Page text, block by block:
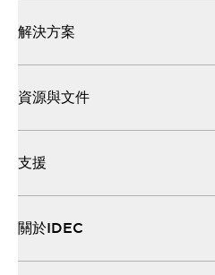
解決方案
資源與文件
支援
關於IDEC